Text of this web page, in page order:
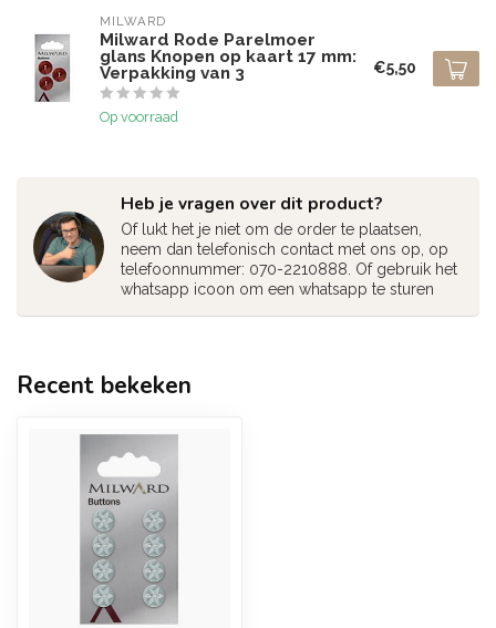
MILWARD
Milward Rode Parelmoer
glans Knopen op kaart 17 mm:
Verpakking van 3
Op voorraad
€5,50
Heb je vragen over dit product?
Of lukt het je niet om de order te plaatsen,
neem dan telefonisch contact met ons op, op
telefoonnummer: 070-2210888. Of gebruik het
whatsapp icoon om een whatsapp te sturen
Recent bekeken